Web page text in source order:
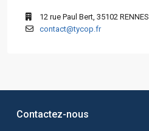
12 rue Paul Bert, 35102 RENNES
contact@tycop.fr
Contactez-nous